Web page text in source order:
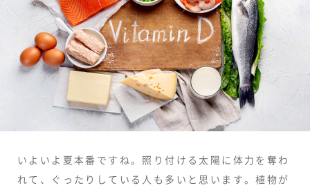
いよいよ夏本番ですね。照り付ける太陽に体力を奪わ
れて、ぐったりしている人も多いと思います。植物が